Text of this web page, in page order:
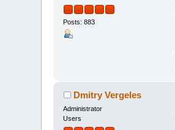
Posts: 883
Dmitry Vergeles
Administrator
Users